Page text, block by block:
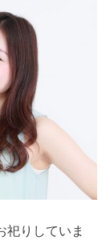
祀りしていま